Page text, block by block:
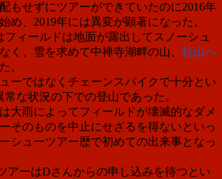
もせずにツアーができていたのに2016年
め、 2019年には異変が顕著になった。
フィールドは地面が露出してスノーシュ
く、雪を求めて中禅寺湖畔の山、 社山へ
。
ーではなくチェーンスパイクで十分とい
常な状況の下での登山であった。
大雨によってフィールドが壊滅的なダメ
そのものを中止にせざるを得ないといっ
シューツアー歴で初めての出来事となっ
アーはDさんからの申し込みを待つとい